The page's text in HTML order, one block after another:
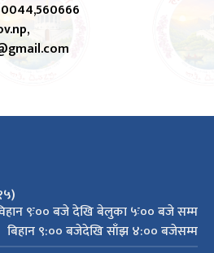
९ः०० बजे देखि बेलुका ५ः०० बजे सम्म
बिहान ९:०० बजेदेखि साँझ ४:०० बजेसम्म